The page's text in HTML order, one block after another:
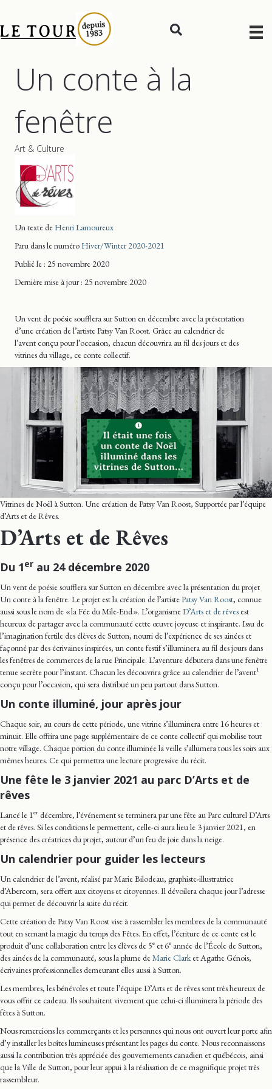
Un conte à la
fenêtre
Art & Culture
Un texte deHenri Lamoureux
Paru dans le numéroHiver/Winter 2020-2021
Publié le : 25 novembre 2020
Dernière mise à jour: 25 novembre 2020
Un vent de poésie soufflera sur Sutton en décembre avec la présentation
d’une création de l’artiste Patsy Van Roost. Grâce au calendrier de
l’avent conçu pour l’occasion, chacun découvrira au fil des jours et des
vitrines du village, ce conte collectif.
Vitrines de Noël à Sutton. Une création de Patsy Van Roost, Supportée par l’équipe
d’Arts et de Rêves.
D’Arts et de Rêves
Du 1er au 24 décembre 2020
Un vent de poésie soufflera sur Sutton en décembre avec la présentation du projet
Un conte à la fenêtre. Le projet est la création de l’artistePatsy Van Roost, connue
aussi sous le nom de « la Fée du Mile-End ». L’organismeD’Arts et de rêves est
heureux de partager avec la communauté cette œuvre joyeuse et inspirante. Issu de
l’imagination fertile des élèves de Sutton, nourri de l’expérience de ses ainées et
façonné par des écrivaines inspirées, un conte festif s’illuminera au fil des jours dans
les fenêtres de commerces de la rue Principale. L’aventure débutera dans une fenêtre
tenue secrète pour l’instant. Chacun les découvrira grâce au calendrier de l’avent1
conçu pour l’occasion, qui sera distribué un peu partout dans Sutton.
Un conte illuminé, jour après jour
Chaque soir, au cours de cette période, une vitrine s’illuminera entre 16 heures et
minuit. Elle offrira une page supplémentaire de ce conte collectif qui mobilise tout
notre village. Chaque portion du conte illuminée la veille s’allumera tous les soirs aux
mêmes heures. Ce qui permettra une lecture progressive du récit.
Une fête le 3 janvier 2021 au parc D’Arts et de
rêves
Lancé le 1 er décembre, l’événement se terminera par une fête au Parc culturel D’Arts
et de rêves. Si les conditions le permettent, celle-ci aura lieu le 3 janvier 2021, en
présence des créatrices du projet, autour d’un feu de joie dans la neige.
Un calendrier pour guider les lecteurs
Un calendrier de l’avent, réalisé par Marie Bilodeau, graphiste-illustratrice
d’Abercorn, sera offert aux citoyens et citoyennes. Il dévoilera chaque jour l’adresse
qui permet de découvrir la suite du récit.
Cette création de Patsy Van Roost vise à rassembler les membres de la communauté
tout en semant la magie du temps des Fêtes. En effet, l’écriture de ce conte est le
produit d’une collaboration entre les élèves de 5e et 6e année de l’École de Sutton,
des ainées de la communauté, sous la plume deMarie Clark et Agathe Génois,
écrivaines professionnelles demeurant elles aussi à Sutton.
Les membres, les bénévoles et toute l’équipe D’Arts et de rêves sont très heureux de
vous offrir ce cadeau. Ils souhaitent vivement que celui-ci illuminera la période des
fêtes à Sutton.
Nous remercions les commerçants et les personnes qui nous ont ouvert leur porte afin
d’y installer les boîtes lumineuses présentant les pages du conte. Nous reconnaissons
aussi la contribution très appréciée des gouvernements canadien et québécois, ainsi
que la Ville de Sutton, pour leur appui à la réalisation de ce magnifique projet très
rassembleur.